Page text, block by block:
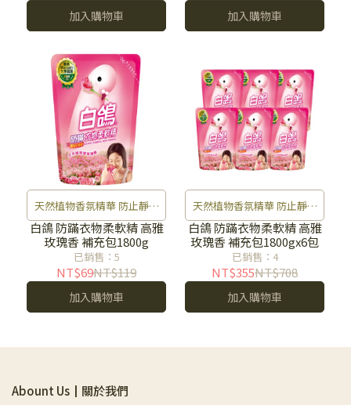
加入購物車 加入購物車
天然植物香氛精華 防止靜電
灰塵不沾染 防霉去味 衣物好
清香
白鴿 防蹣衣物柔軟精 高雅
玫瑰香 補充包1800g
已銷售：5
NT$69NT$119
加入購物車
天然植物香氛精華 防止靜電
灰塵不沾染 防霉去味 衣物好
清香
白鴿 防蹣衣物柔軟精 高雅
玫瑰香 補充包1800gx6包
已銷售：4
NT$355NT$708
加入購物車
Abount Us┃關於我們